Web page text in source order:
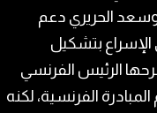
وسعد الحريري دعم
الإسراع بتشكيل
الرئيس الفرنسي
الفرنسية، لكنه